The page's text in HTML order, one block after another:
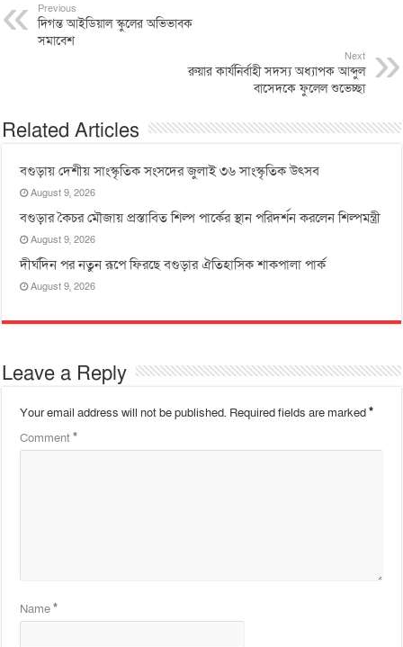
Previous
দিগন্ত আইডিয়াল স্কুলের অভিভাবক
সমাবেশ
Next
রুয়ার কার্যনির্বাহী সদস্য অধ্যাপক আব্দুল
বাসেদকে ফুলেল শুভেচ্ছা
Related Articles
বগুড়ায় দেশীয় সাংস্কৃতিক সংসদের জুলাই ৩৬ সাংস্কৃতিক উৎসব
August 9, 2026
বগুড়ার কৈচর মৌজায় প্রস্তাবিত শিল্প পার্কের স্থান পরিদর্শন করলেন শিল্পমন্ত্রী
August 9, 2026
দীর্ঘদিন পর নতুন রূপে ফিরছে বগুড়ার ঐতিহাসিক শাকপালা পার্ক
August 9, 2026
Leave a Reply
Your email address will not be published. Required fields are marked*
Comment*
Name*